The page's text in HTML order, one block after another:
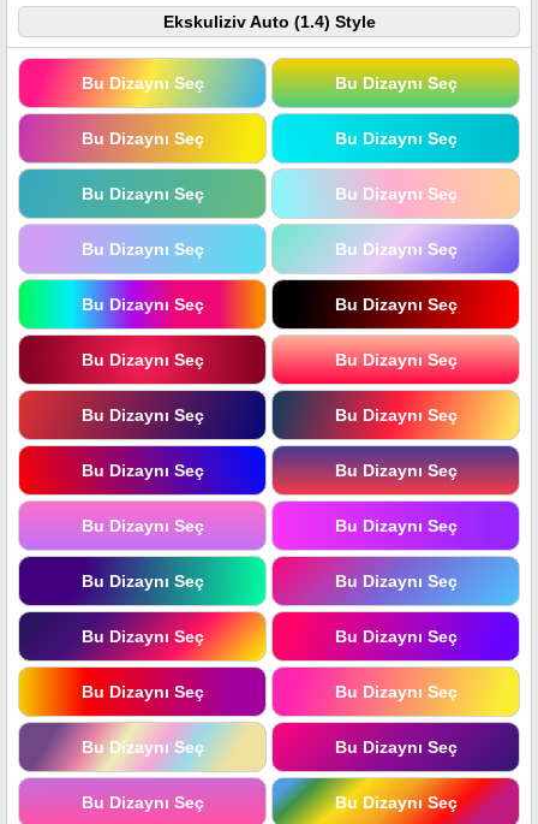
Ekskuliziv Auto (1.4) Style
Bu Dizaynı Seç Bu Dizaynı Seç
Bu Dizaynı Seç Bu Dizaynı Seç
Bu Dizaynı Seç Bu Dizaynı Seç
Bu Dizaynı Seç Bu Dizaynı Seç
Bu Dizaynı Seç Bu Dizaynı Seç
Bu Dizaynı Seç Bu Dizaynı Seç
Bu Dizaynı Seç Bu Dizaynı Seç
Bu Dizaynı Seç Bu Dizaynı Seç
Bu Dizaynı Seç Bu Dizaynı Seç
Bu Dizaynı Seç Bu Dizaynı Seç
Bu Dizaynı Seç Bu Dizaynı Seç
Bu Dizaynı Seç Bu Dizaynı Seç
Bu Dizaynı Seç Bu Dizaynı Seç
Bu Dizaynı Seç Bu Dizaynı Seç